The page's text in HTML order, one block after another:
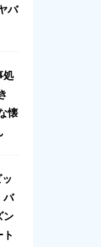
バ
処
懐
バ
ン